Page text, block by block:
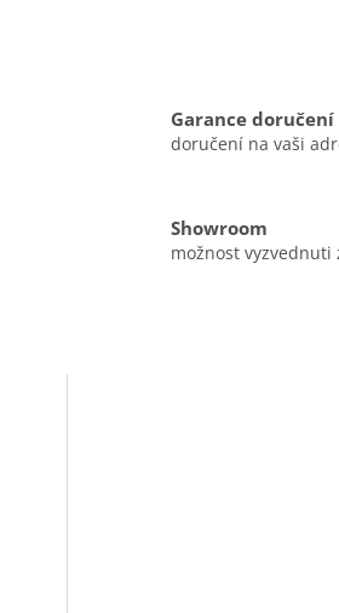
Garance doručení
doručení na vaši
Showroom
možnost vyzvednuti